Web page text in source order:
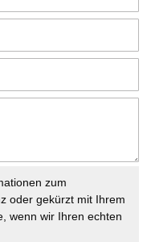
zum
oder gekürzt mit Ihrem
wenn wir Ihren echten